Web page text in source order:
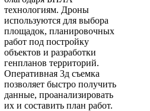
технологиям. Дроны
используются для выбора
площадок, планировочных
работ под постройку
объектов и разработки
генпланов территорий.
Оперативная 3д съемка
позволяет быстро получить
данные, проанализировать
их и составить план работ.